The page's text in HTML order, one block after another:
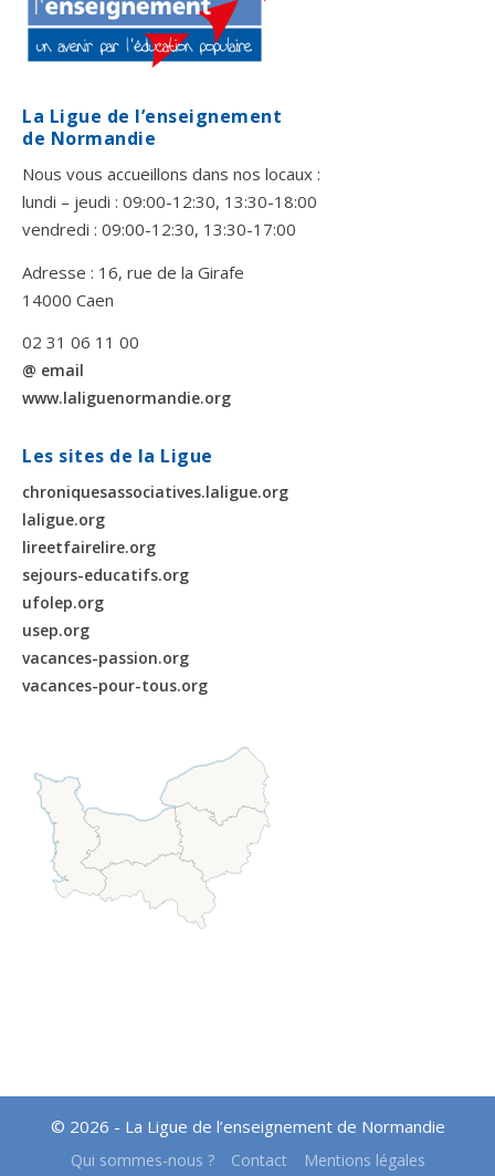
La Ligue de l’enseignement
de Normandie
Nous vous accueillons dans nos locaux :
lundi – jeudi : 09:00-12:30, 13:30-18:00
vendredi : 09:00-12:30, 13:30-17:00
Adresse : 16, rue de la Girafe
14000 Caen
02 31 06 11 00
@ email
www.laliguenormandie.org
Les sites de la Ligue
chroniquesassociatives.laligue.org
laligue.org
lireetfairelire.org
sejours-educatifs.org
ufolep.org
usep.org
vacances-passion.org
vacances-pour-tous.org
© 2026 - La Ligue de l’enseignement de Normandie
Qui sommes-nous ? Contact Mentions légales